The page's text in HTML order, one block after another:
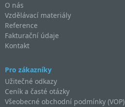
O nás
Vzdělávací materiály
Reference
Fakturační údaje
Kontakt
Pro zákazníky
Užitečné odkazy
Ceník a časté otázky
Všeobecné obchodní podmínky (VOP)